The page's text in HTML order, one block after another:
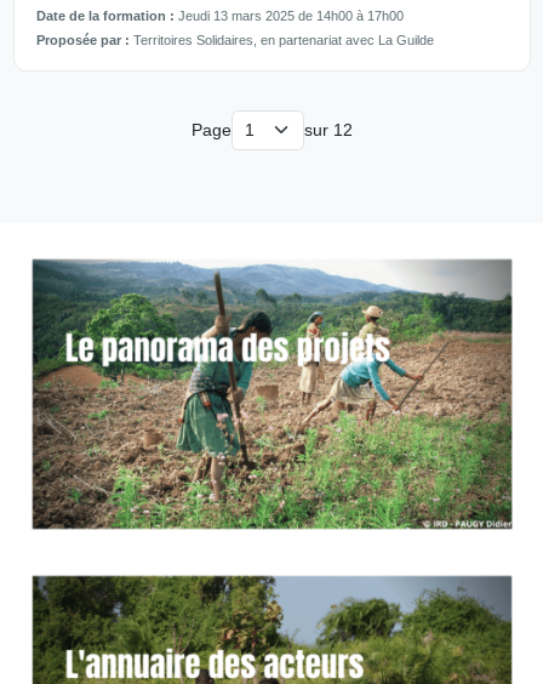
Date de la formation : Jeudi 13 mars 2025 de 14h00 à 17h00
Proposée par : Territoires Solidaires, en partenariat avec La Guilde
Page sur 12